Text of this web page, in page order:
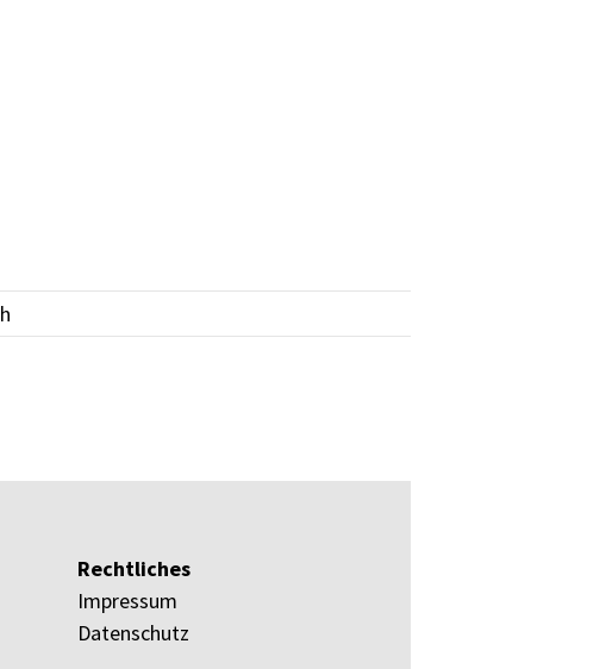
Rechtliches
Impressum
Datenschutz